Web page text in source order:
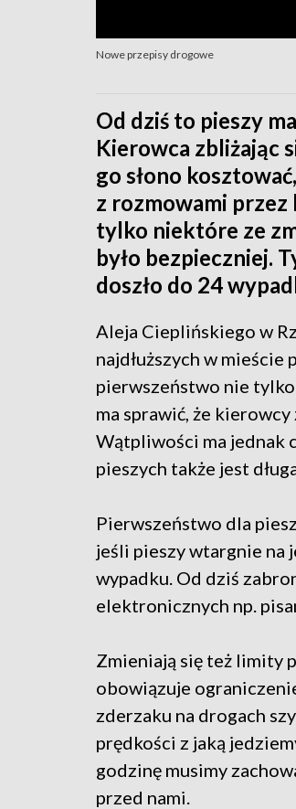
Nowe przepisy drogowe
Od dziś to pieszy
Kierowca zbliżając
go słono
z rozmowami przez
tylko niektóre ze
było bezpieczniej.
doszło do 24
Aleja Cieplińskiego w
najdłuższych w mieście
pierwszeństwo nie tylko
ma sprawić, że
Wątpliwości ma jednak
pieszych także jest
Pierwszeństwo dla
jeśli pieszy wtargnie na
wypadku. Od dziś
elektronicznych np.
Zmieniają się też limity
obowiązuje
zderzaku na drogach
prędkości z jaką
godzinę musimy
przed nami.